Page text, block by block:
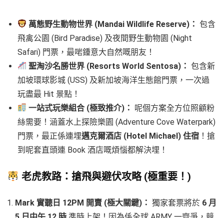
萬態野生動物世界 (Mandai Wildlife Reserve)： 包含
飛禽公園 (Bird Paradise) 及夜間野生動物園 (Night
Safari) 門票，最啱鍾意大自然嘅朋友！
聖淘沙名勝世界 (Resorts World Sentosa)： 包含新
加坡環球影城 (USS) 及新加坡海洋生態館門票，一次過
玩盡最 Hit 景點！
一站式玩樂組合 (極致推介)： 呢個方案全方位照顧粉
絲需要！涵蓋水上探險樂園 (Adventure Cove Waterpark)
門票，最正係連埋邁克爾酒店 (Hotel Michael) 住宿 ！搶
到呢套直頭連 Book 酒店嘅煩惱都解決埋！
老虎教路：搶飛與避伏攻略 (極重要！)
Mark 實聽日 12PM 開賣 (極大關鍵)： 獨家套票將於 6 月